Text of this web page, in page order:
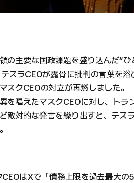
の主要な国政課題を盛り込んだ“
スラCEOが露骨に批判の言葉を浴
スクCEOの対立が再燃しました。
を唱えたマスクCEOに対し、トラ
ど敵対的な発言を繰り出すと、テス
はXで「債務上限を過去最大の